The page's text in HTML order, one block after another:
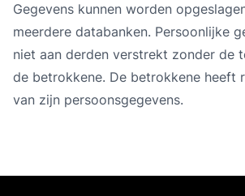
Gegevens kunnen worden
meerdere databanken. Persoonlijke
niet aan derden verstrekt zonder de
de betrokkene. De betrokkene heeft
van zijn persoonsgegevens.